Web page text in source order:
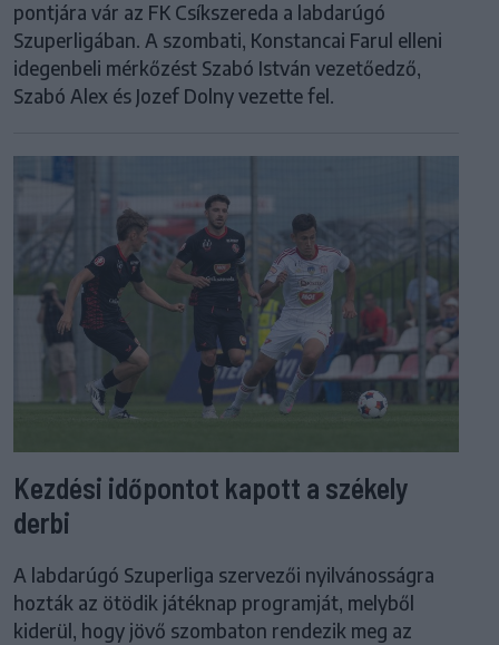
pontjára vár az FK Csíkszereda a labdarúgó
Szuperligában. A szombati, Konstancai Farul elleni
idegenbeli mérkőzést Szabó István vezetőedző,
Szabó Alex és Jozef Dolny vezette fel.
Kezdési időpontot kapott a székely
derbi
A labdarúgó Szuperliga szervezői nyilvánosságra
hozták az ötödik játéknap programját, melyből
kiderül, hogy jövő szombaton rendezik meg az